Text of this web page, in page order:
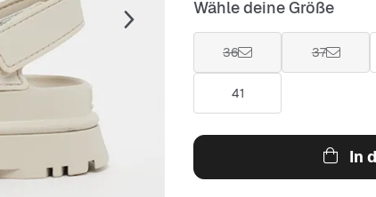
Wähle deine Größe
36 37
41
In